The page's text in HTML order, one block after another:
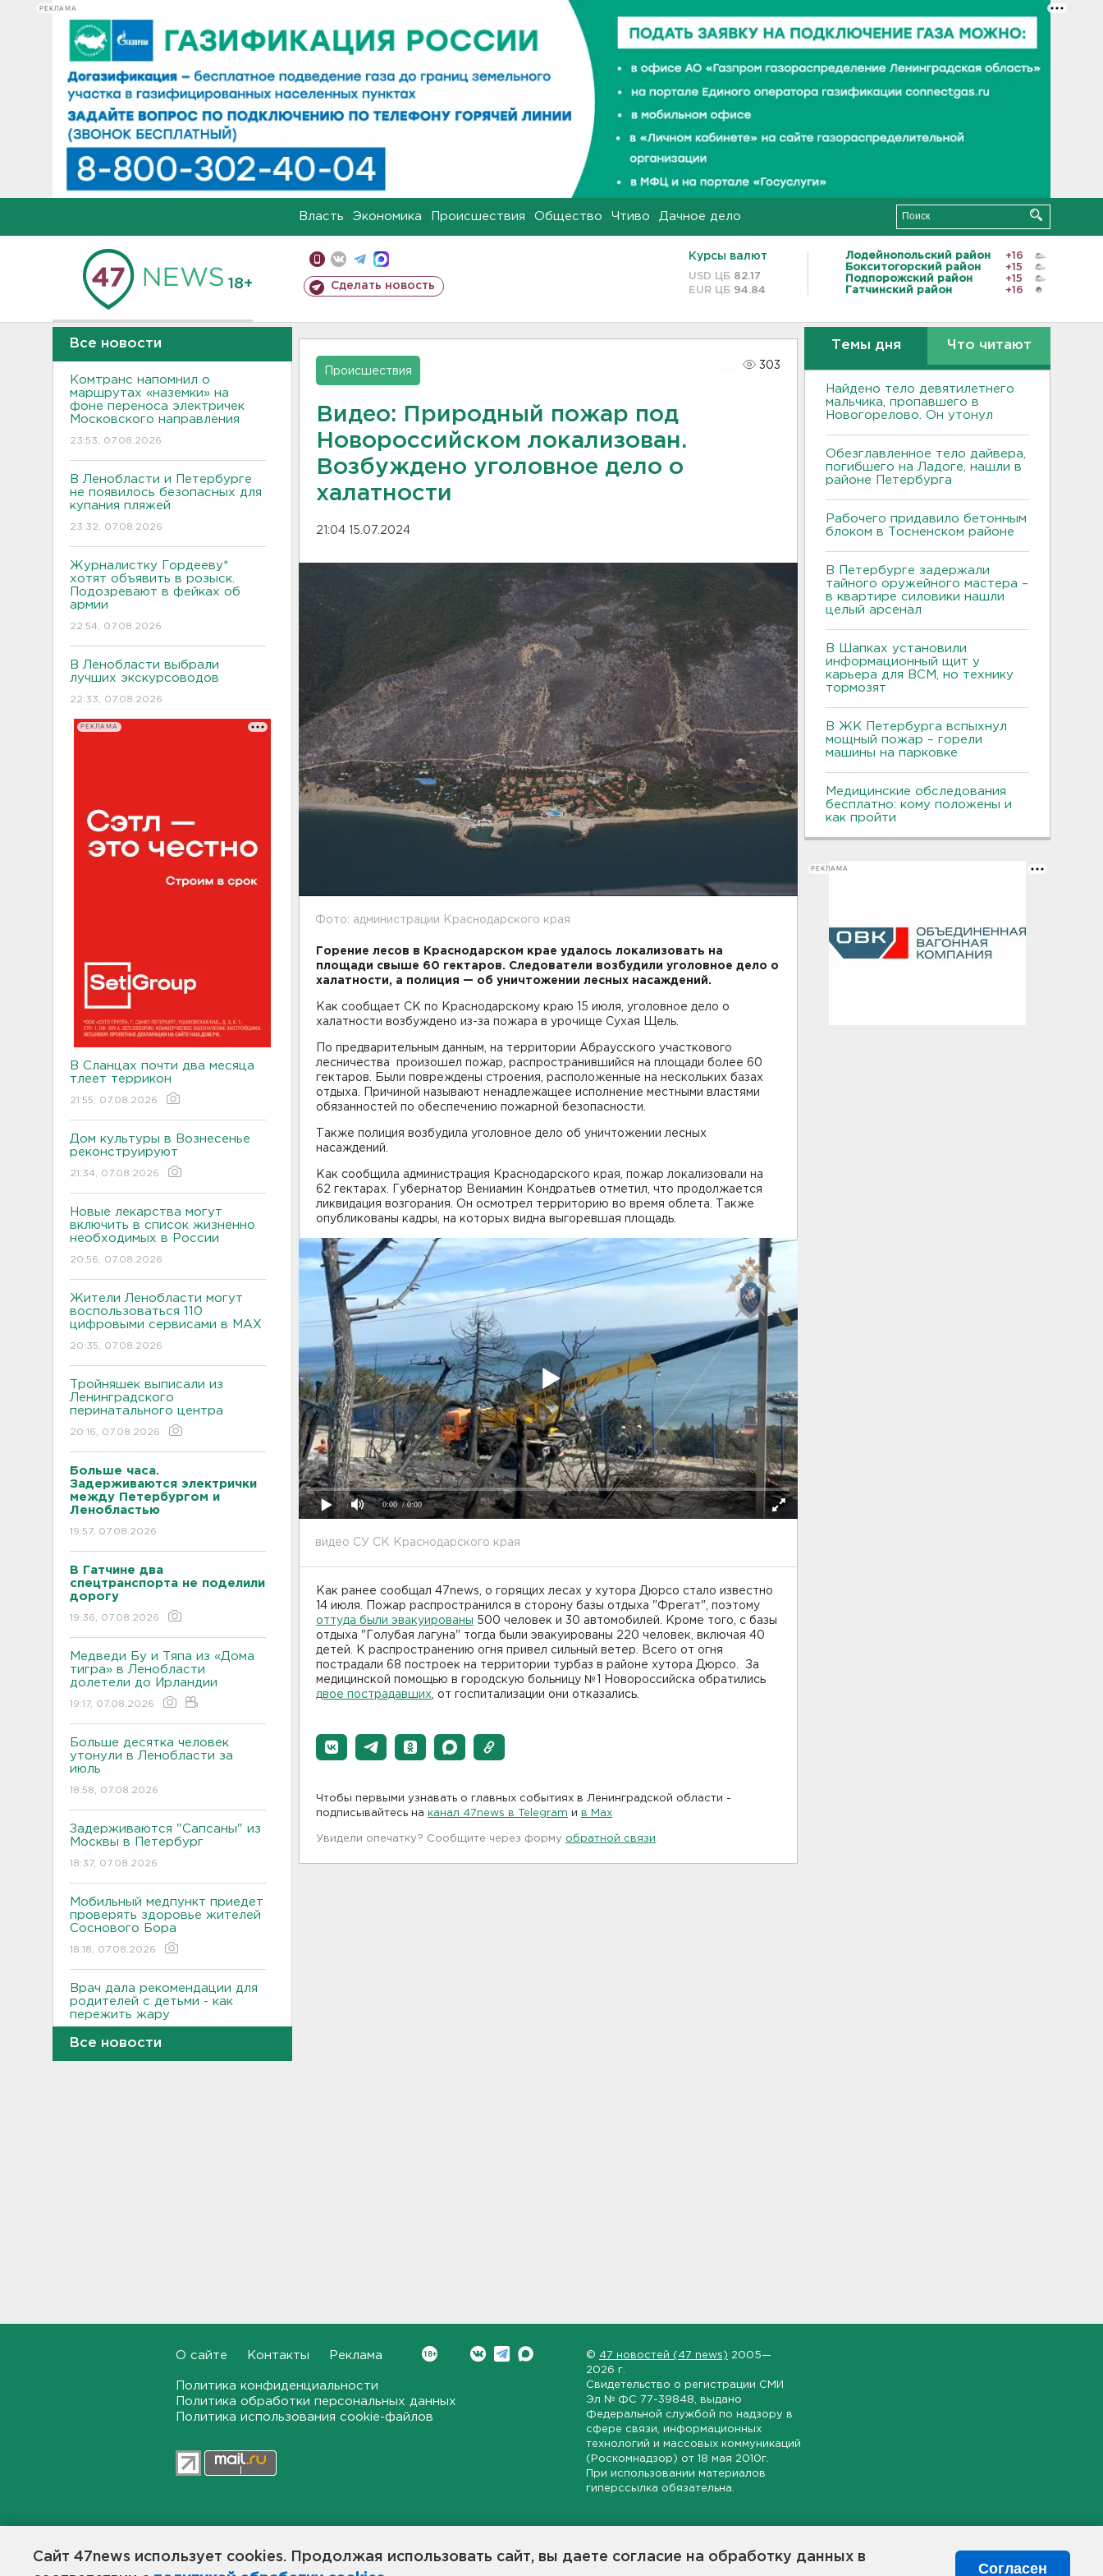
Сайт 47news использует cookies. Продолжая использовать сайт, вы даете согласие на обработку данных в
Согласен
РЕКЛАМА
Власть Экономика Происшествия Общество Чтиво Дачное дело
18+ Сделать новость
Курсы валют
USD ЦБ 82.17
EUR ЦБ 94.84
Лодейнопольский район
+16
Бокситогорский район
+15
Подпорожский район
+15
Гатчинский район
+16
Все новости
Комтранс напомнил о
маршрутах «наземки» на
фоне переноса электричек
Московского направления
23:53, 07.08.2026
В Ленобласти и Петербурге
не появилось безопасных для
купания пляжей
23:32, 07.08.2026
Журналистку Гордееву*
хотят объявить в розыск.
Подозревают в фейках об
армии
22:54, 07.08.2026
В Ленобласти выбрали
лучших экскурсоводов
22:33, 07.08.2026
РЕКЛАМА
В Сланцах почти два месяца
тлеет террикон
21:55, 07.08.2026
Дом культуры в Вознесенье
реконструируют
21:34, 07.08.2026
Новые лекарства могут
включить в список жизненно
необходимых в России
20:56, 07.08.2026
Жители Ленобласти могут
воспользоваться 110
цифровыми сервисами в МАХ
20:35, 07.08.2026
Тройняшек выписали из
Ленинградского
перинатального центра
20:16, 07.08.2026
Больше часа.
Задерживаются электрички
между Петербургом и
Ленобластью
19:57, 07.08.2026
В Гатчине два
спецтранспорта не поделили
дорогу
19:36, 07.08.2026
Медведи Бу и Тяпа из «Дома
тигра» в Ленобласти
долетели до Ирландии
19:17, 07.08.2026
Больше десятка человек
утонули в Ленобласти за
июль
18:58, 07.08.2026
Задерживаются "Сапсаны" из
Москвы в Петербург
18:37, 07.08.2026
Мобильный медпункт приедет
проверять здоровье жителей
Соснового Бора
18:18, 07.08.2026
Врач дала рекомендации для
родителей с детьми - как
пережить жару
17:59, 07.08.2026
Новогорелово. Он утонул
Бывшего директора Popcorn
Books приговорили к 4 годам
порадуют теплом. Но
местами будет дождливо и
Все новости
Происшествия
303
Видео: Природный пожар под
Новороссийском локализован.
Возбуждено уголовное дело о
халатности
21:04 15.07.2024
Фото: администрации Краснодарского края
Горение лесов в Краснодарском крае удалось локализовать на
площади свыше 60 гектаров. Следователи возбудили уголовное дело о
халатности, а полиция — об уничтожении лесных насаждений.
Как сообщает СК по Краснодарскому краю 15 июля, уголовное дело о
халатности возбуждено из-за пожара в урочище Сухая Щель.
По предварительным данным, на территории Абраусского участкового
лесничества произошел пожар, распространившийся на площади более 60
гектаров. Были повреждены строения, расположенные на нескольких базах
отдыха. Причиной называют ненадлежащее исполнение местными властями
обязанностей по обеспечению пожарной безопасности.
Также полиция возбудила уголовное дело об уничтожении лесных
насаждений.
Как сообщила администрация Краснодарского края, пожар локализовали на
62 гектарах. Губернатор Вениамин Кондратьев отметил, что продолжается
ликвидация возгорания. Он осмотрел территорию во время облета. Также
опубликованы кадры, на которых видна выгоревшая площадь.
0:00 / 0:00
видео СУ СК Краснодарского края
Как ранее сообщал 47news, о горящих лесах у хутора Дюрсо стало известно
14 июля. Пожар распространился в сторону базы отдыха "Фрегат", поэтому
оттуда были эвакуированы 500 человек и 30 автомобилей. Кроме того, с базы
отдыха "Голубая лагуна" тогда были эвакуированы 220 человек, включая 40
детей. К распространению огня привел сильный ветер. Всего от огня
пострадали 68 построек на территории турбаз в районе хутора Дюрсо. За
медицинской помощью в городскую больницу №1 Новороссийска обратились
двое пострадавших , от госпитализации они отказались.
Чтобы первыми узнавать о главных событиях в Ленинградской области -
подписывайтесь на канал 47news в Telegram и в Maх
Увидели опечатку? Сообщите через форму обратной связи
Темы дня Что читают
Найдено тело девятилетнего
мальчика, пропавшего в
Новогорелово. Он утонул
Обезглавленное тело дайвера,
погибшего на Ладоге, нашли в
районе Петербурга
Рабочего придавило бетонным
блоком в Тосненском районе
В Петербурге задержали
тайного оружейного мастера –
в квартире силовики нашли
целый арсенал
В Шапках установили
информационный щит у
карьера для ВСМ, но технику
тормозят
В ЖК Петербурга вспыхнул
мощный пожар – горели
машины на парковке
Медицинские обследования
бесплатно: кому положены и
как пройти
РЕКЛАМА
О сайте Контакты Реклама
Политика конфиденциальности
Политика обработки персональных данных
Политика использования cookie-файлов
© 47 новостей (47 news) 2005—
2026 г.
Свидетельство о регистрации СМИ
Эл № ФС 77-39848 , выдано
Федеральной службой по надзору в
сфере связи, информационных
технологий и массовых коммуникаций
(Роскомнадзор) от 18 мая 2010г.
При использовании материалов
гиперссылка обязательна.
общественной жизни в Ленинградской области, экономической и инвестиционной активности в регионе.
Создатели рассчитывают, что «47 новостей» станет популярной и конструктивной площадкой для свободного